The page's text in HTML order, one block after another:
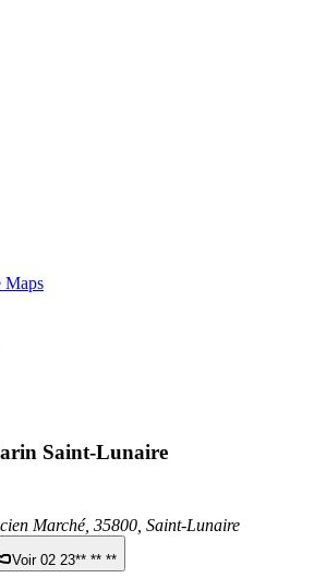
Maps
Saint-Lunaire
Marché, 35800 Saint-Lunaire
Voir 02 23** ** **